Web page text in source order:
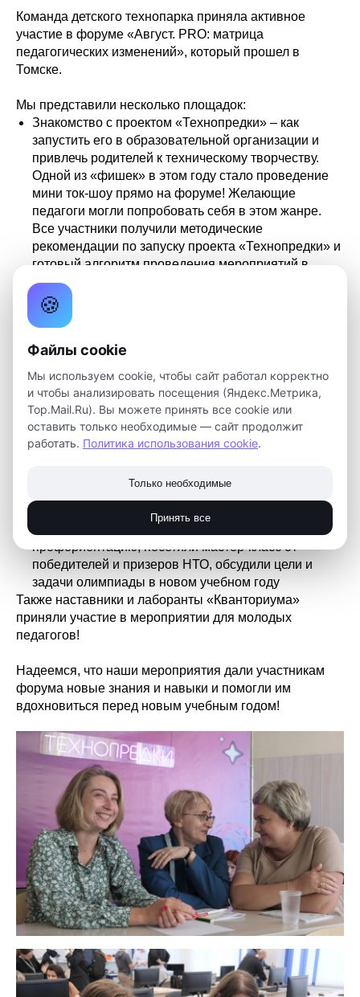
Команда детского технопарка приняла активное
участие в форуме «Август. PRO: матрица
педагогических изменений», который прошел в
Томске.
Мы представили несколько площадок:
Знакомство с проектом «Технопредки» – как
запустить его в образовательной организации и
привлечь родителей к техническому творчеству.
Одной из «фишек» в этом году стало проведение
мини ток-шоу прямо на форуме! Желающие
педагоги могли попробовать себя в этом жанре.
Все участники получили методические
рекомендации по запуску проекта «Технопредки» и
готовый алгоритм проведения мероприятий в
своей организации
Площадка по БПЛА, на которой педагоги смогли
познакомиться с практикой организации
беспилотным летательным аппаратам. Очень
актуальная тема, которая собрала много
заинтересованных участников!
Клуб настольных игр, где можно было
познакомиться с разработками «Кванториума»:
настольными играми по проектной деятельности,
могут применить и в своей работе
Дискуссионная площадка «Делимся энергией НТО»
– педагоги попробовали инновационные
профориентацию, посетили мастер-класс от
победителей и призеров НТО, обсудили цели и
задачи олимпиады в новом учебном году
Также наставники и лаборанты «Кванториума»
приняли участие в мероприятии для молодых
педагогов!
Надеемся, что наши мероприятия дали участникам
форума новые знания и навыки и помогли им
вдохновиться перед новым учебным годом!
🍪
Файлы cookie
Мы используем cookie, чтобы сайт работал корректно
и чтобы анализировать посещения (Яндекс.Метрика,
Top.Mail.Ru). Вы можете принять все cookie или
оставить только необходимые — сайт продолжит
работать. Политика использования cookie.
Только необходимые
Принять все